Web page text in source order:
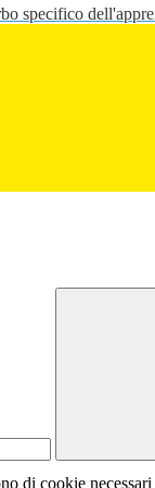
specifico
di cookie